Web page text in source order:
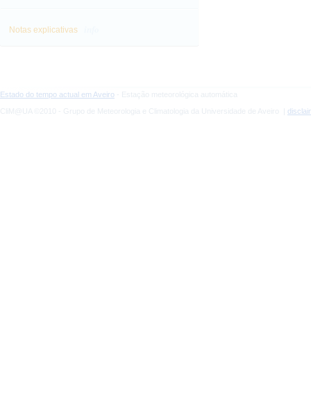
Notas explicativas
Estado do tempo actual em Aveiro - Estação meteorológica automática
CliM@UA ©2010 - Grupo de Meteorologia e Climatologia da Universidade de Aveiro |